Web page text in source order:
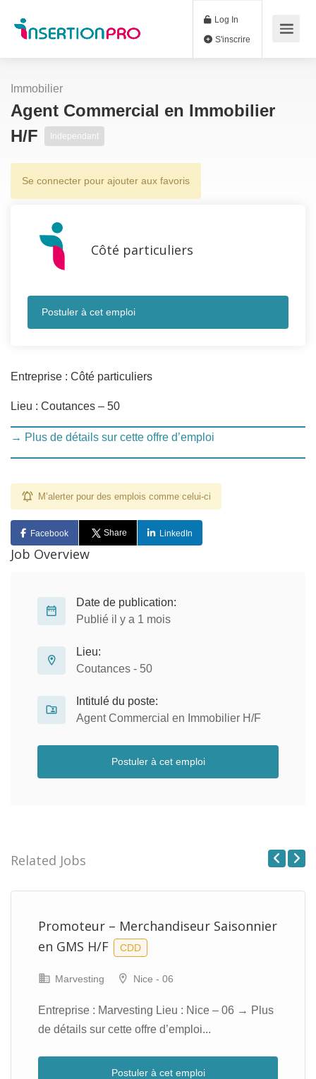
Log In
Immobilier
Agent Commercial en Immobilier
H/F
Independant
Se connecter pour ajouter aux favoris
Côté particuliers
Postuler à cet emploi
Entreprise : Côté particuliers
Lieu : Coutances – 50
→ Plus de détails sur cette offre d’emploi
M’alerter pour des emplois comme celui-ci
Facebook Share LinkedIn
Job Overview
Date de publication:
Publié il y a 1 mois
Lieu:
Coutances - 50
Intitulé du poste:
Agent Commercial en Immobilier H/F
Postuler à cet emploi
Related Jobs
Promoteur – Merchandiseur Saisonnier
en GMS H/F
CDD
Marvesting Nice - 06
Entreprise : Marvesting Lieu : Nice – 06 → Plus
de détails sur cette offre d’emploi...
Postuler à cet emploi